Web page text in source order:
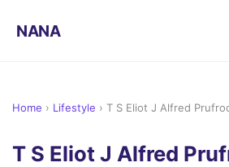
NANA
Home › Lifestyle › T S Eliot J Alfred
T S Eliot J Alfred